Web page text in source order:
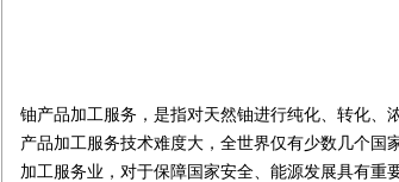
铀产品加工服务，是指对天然铀进行纯化、转化、
产品加工服务技术难度大，全世界仅有少数几个国
加工服务业，对于保障国家安全、能源发展具有重